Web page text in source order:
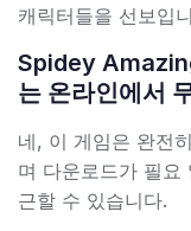
캐릭터들을 선보입
Spidey
는 온라인에서
네, 이 게임은 완전
며 다운로드가 필요
근할 수 있습니다.